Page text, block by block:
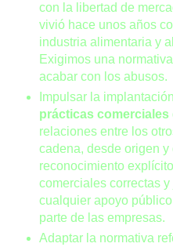
con la libertad de
vivió hace unos años
industria alimentaria y
Exigimos una
acabar con los abusos.
Impulsar la
prácticas comerciales
relaciones entre los
cadena, desde origen y
reconocimiento
comerciales correctas
cualquier apoyo
parte de las empresas.
Adaptar la normativa